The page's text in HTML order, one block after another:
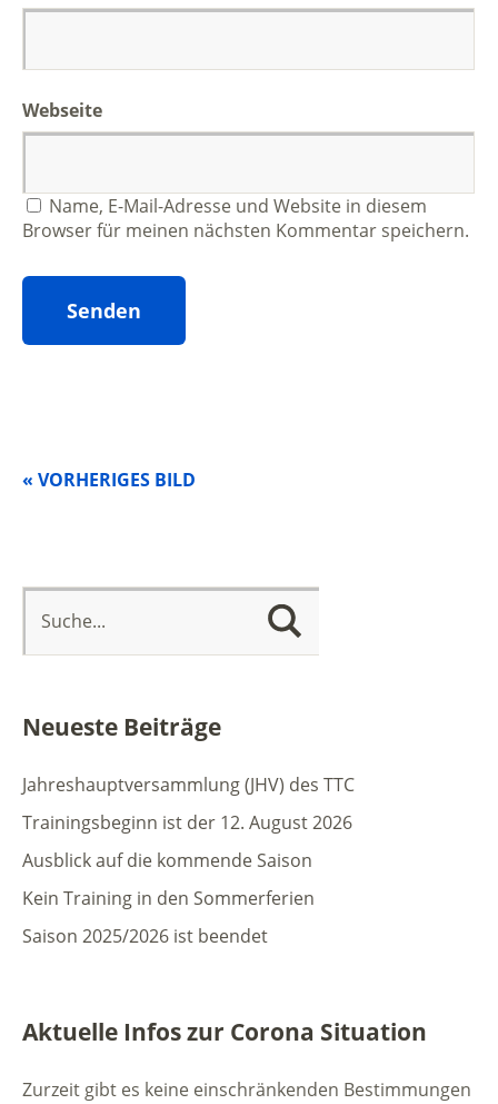
Webseite
Name, E-Mail-Adresse und Website in diesem
Browser für meinen nächsten Kommentar speichern.
« VORHERIGES BILD
Neueste Beiträge
Jahreshauptversammlung (JHV) des TTC
Trainingsbeginn ist der 12. August 2026
Ausblick auf die kommende Saison
Kein Training in den Sommerferien
Saison 2025/2026 ist beendet
Aktuelle Infos zur Corona Situation
Zurzeit gibt es keine einschränkenden Bestimmungen